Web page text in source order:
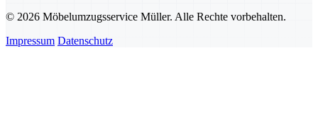
© 2026 Möbelumzugsservice Müller. Alle Rechte vorbehalten.
Impressum Datenschutz